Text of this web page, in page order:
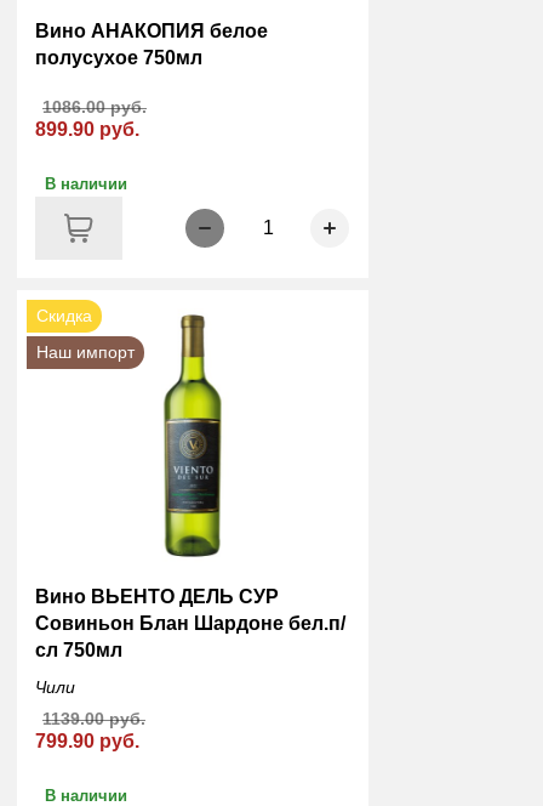
Вино АНАКОПИЯ белое
полусухое 750мл
899.90 руб.
1086.00 руб.
В наличии
1
Скидка
Наш импорт
Вино ВЬЕНТО ДЕЛЬ СУР
Совиньон Блан Шардоне бел.п/
сл 750мл
Чили
799.90 руб.
1139.00 руб.
В наличии